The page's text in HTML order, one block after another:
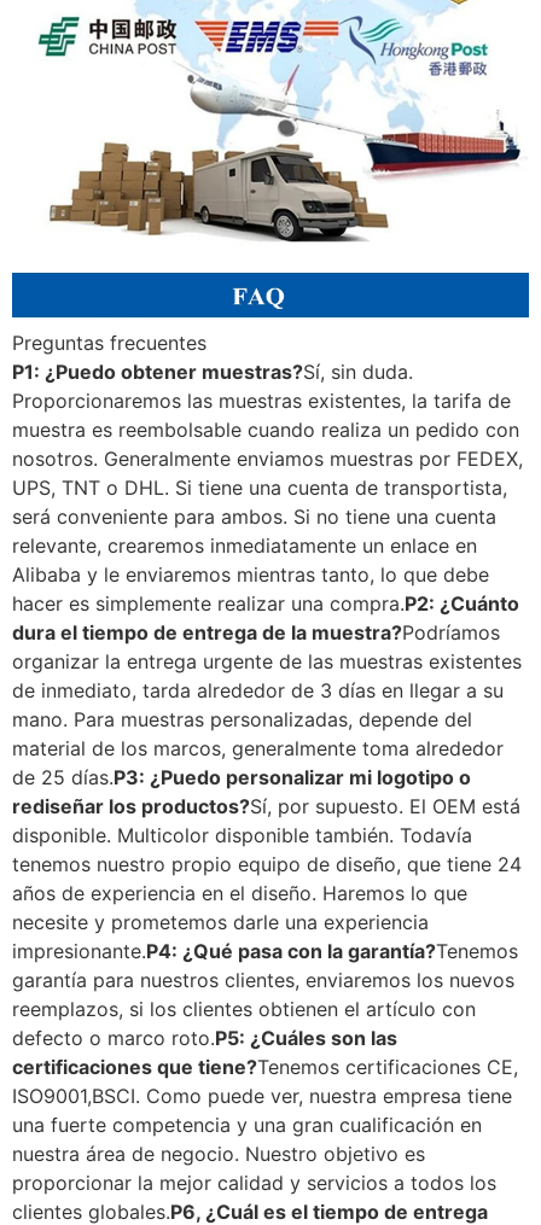
Preguntas frecuentes
P1: ¿Puedo obtener muestras?Sí, sin duda.
Proporcionaremos las muestras existentes, la tarifa de
muestra es reembolsable cuando realiza un pedido con
nosotros. Generalmente enviamos muestras por FEDEX,
UPS, TNT o DHL. Si tiene una cuenta de transportista,
será conveniente para ambos. Si no tiene una cuenta
relevante, crearemos inmediatamente un enlace en
Alibaba y le enviaremos mientras tanto, lo que debe
hacer es simplemente realizar una compra.P2: ¿Cuánto
dura el tiempo de entrega de la muestra?Podríamos
organizar la entrega urgente de las muestras existentes
de inmediato, tarda alrededor de 3 días en llegar a su
mano. Para muestras personalizadas, depende del
material de los marcos, generalmente toma alrededor
de 25 días.P3: ¿Puedo personalizar mi logotipo o
rediseñar los productos?Sí, por supuesto. El OEM está
disponible. Multicolor disponible también. Todavía
tenemos nuestro propio equipo de diseño, que tiene 24
años de experiencia en el diseño. Haremos lo que
necesite y prometemos darle una experiencia
impresionante.P4: ¿Qué pasa con la garantía?Tenemos
garantía para nuestros clientes, enviaremos los nuevos
reemplazos, si los clientes obtienen el artículo con
defecto o marco roto.P5: ¿Cuáles son las
certificaciones que tiene?Tenemos certificaciones CE,
ISO9001,BSCI. Como puede ver, nuestra empresa tiene
una fuerte competencia y una gran cualificación en
nuestra área de negocio. Nuestro objetivo es
proporcionar la mejor calidad y servicios a todos los
clientes globales.P6, ¿Cuál es el tiempo de entrega